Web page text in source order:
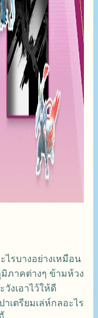
ไรบางอย่างเหมือน
ภาคต่างๆ ข้ามห้วง
วังเอาไว้ให้ดี
เตรียมเล่ห์กลอะไร